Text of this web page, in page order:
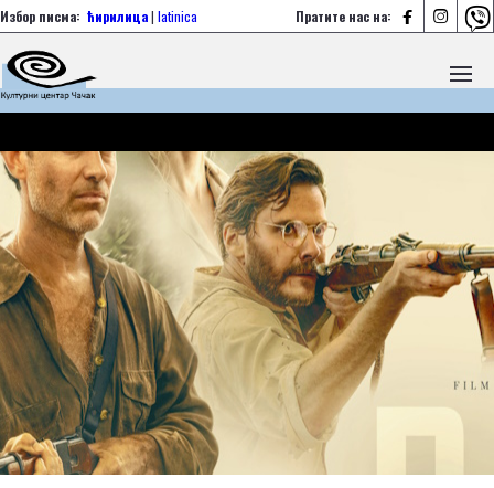
Пратите нас на:   
Избор писма: ћирилица| latinica